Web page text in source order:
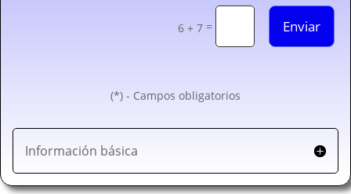
6 + 7 = Enviar
(*) - Campos obligatorios
Información básica